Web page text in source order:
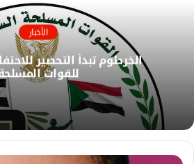
ع
ا
ل
و
ي
و
ك الأخبار
للقوات